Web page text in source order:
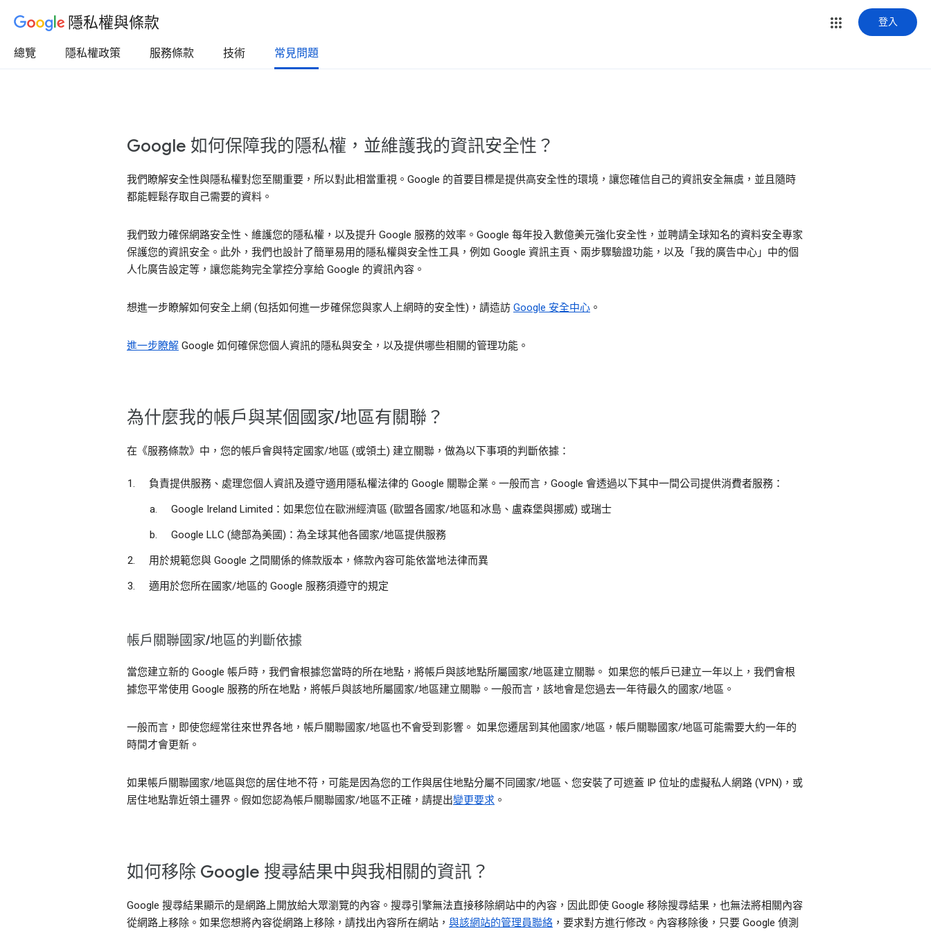
隱私權與條款 登入
總覽 隱私權政策 服務條款 技術 常見問題
Google 如何保障我的隱私權，並維護我的資訊安全性？
我們瞭解安全性與隱私權對您至關重要，所以對此相當重視。Google 的首要目標是提供高安全性的環境，讓您確信自己的資訊安全無虞，並且隨時
都能輕鬆存取自己需要的資料。
我們致力確保網路安全性、維護您的隱私權，以及提升 Google 服務的效率。Google 每年投入數億美元強化安全性，並聘請全球知名的資料安全專家
保護您的資訊安全。此外，我們也設計了簡單易用的隱私權與安全性工具，例如 Google 資訊主頁、兩步驟驗證功能，以及「我的廣告中心」中的個
人化廣告設定等，讓您能夠完全掌控分享給 Google 的資訊內容。
想進一步瞭解如何安全上網 (包括如何進一步確保您與家人上網時的安全性)，請造訪 Google 安全中心 。
進一步瞭解 Google 如何確保您個人資訊的隱私與安全，以及提供哪些相關的管理功能。
為什麼我的帳戶與某個國家/地區有關聯？
在《服務條款》中，您的帳戶會與特定國家/地區 (或領土) 建立關聯，做為以下事項的判斷依據：
負責提供服務、處理您個人資訊及遵守適用隱私權法律的 Google 關聯企業。一般而言，Google 會透過以下其中一間公司提供消費者服務：
Google Ireland Limited：如果您位在歐洲經濟區 (歐盟各國家/地區和冰島、盧森堡與挪威) 或瑞士
Google LLC (總部為美國)：為全球其他各國家/地區提供服務
用於規範您與 Google 之間關係的條款版本，條款內容可能依當地法律而異
適用於您所在國家/地區的 Google 服務須遵守的規定
帳戶關聯國家/地區的判斷依據
當您建立新的 Google 帳戶時，我們會根據您當時的所在地點，將帳戶與該地點所屬國家/地區建立關聯。 如果您的帳戶已建立一年以上，我們會根
據您平常使用 Google 服務的所在地點，將帳戶與該地所屬國家/地區建立關聯。一般而言，該地會是您過去一年待最久的國家/地區。
一般而言，即使您經常往來世界各地，帳戶關聯國家/地區也不會受到影響。 如果您遷居到其他國家/地區，帳戶關聯國家/地區可能需要大約一年的
時間才會更新。
如果帳戶關聯國家/地區與您的居住地不符，可能是因為您的工作與居住地點分屬不同國家/地區、您安裝了可遮蓋 IP 位址的虛擬私人網路 (VPN)，或
居住地點靠近領土疆界。假如您認為帳戶關聯國家/地區不正確，請提出變更要求 。
如何移除 Google 搜尋結果中與我相關的資訊？
Google 搜尋結果顯示的是網路上開放給大眾瀏覽的內容。搜尋引擎無法直接移除網站中的內容，因此即使 Google 移除搜尋結果，也無法將相關內容
從網路上移除。如果您想將內容從網路上移除，請找出內容所在網站， 與該網站的管理員聯絡 ，要求對方進行修改。內容移除後，只要 Google 偵測